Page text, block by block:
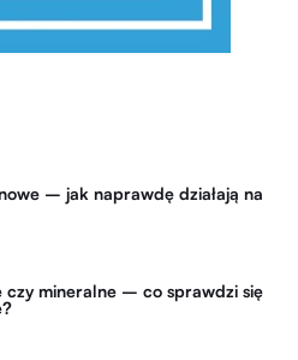
– jak naprawdę działają na
czy mineralne – co sprawdzi się